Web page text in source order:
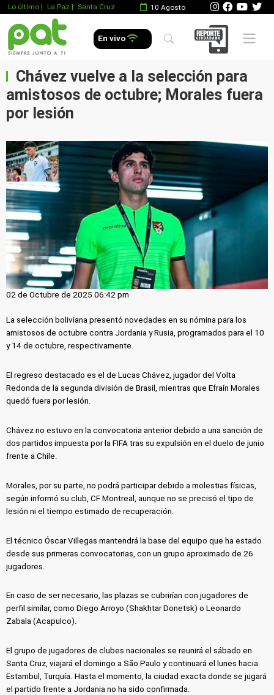
Lo último | La Paz | Santa Cruz 10 Agosto
En vivo Mobile
Chávez vuelve a la selección para
amistosos de octubre; Morales fuera
por lesión
02 de Octubre de 2025 06:42 pm
La selección boliviana presentó novedades en su nómina para los
amistosos de octubre contra Jordania y Rusia, programados para el 10
y 14 de octubre, respectivamente.
El regreso destacado es el de Lucas Chávez, jugador del Volta
Redonda de la segunda división de Brasil, mientras que Efraín Morales
quedó fuera por lesión.
Chávez no estuvo en la convocatoria anterior debido a una sanción de
dos partidos impuesta por la FIFA tras su expulsión en el duelo de junio
frente a Chile.
Morales, por su parte, no podrá participar debido a molestias físicas,
según informó su club, CF Montreal, aunque no se precisó el tipo de
lesión ni el tiempo estimado de recuperación.
El técnico Óscar Villegas mantendrá la base del equipo que ha estado
desde sus primeras convocatorias, con un grupo aproximado de 26
jugadores.
En caso de ser necesario, las plazas se cubrirían con jugadores de
perfil similar, como Diego Arroyo (Shakhtar Donetsk) o Leonardo
Zabala (Acapulco).
El grupo de jugadores de clubes nacionales se reunirá el sábado en
Santa Cruz, viajará el domingo a São Paulo y continuará el lunes hacia
Estambul, Turquía. Hasta el momento, la ciudad exacta donde se jugará
el partido frente a Jordania no ha sido confirmada.